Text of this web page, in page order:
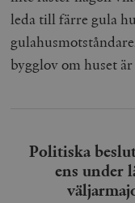
leda till färre gula
bygglov om huset
Politiska
ens under